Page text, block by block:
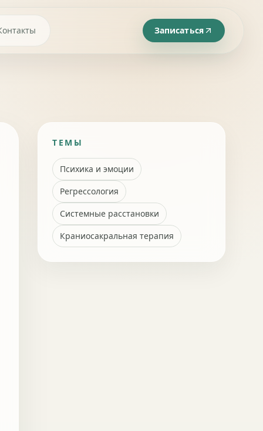
Записаться
ТЕМЫ
Психика и эмоции
Регрессология
Системные расстановки
Краниосакральная терапия